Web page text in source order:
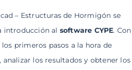
– Estructuras de Hormigón se
introducción al software CYPE. Con
primeros pasos a la hora de
, analizar los resultados y obtener los